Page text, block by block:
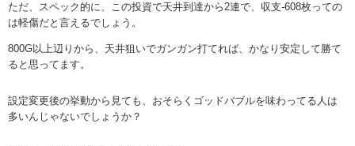
ただ、スペック的に、この投資で天井到達から2連で、収支-608枚っての
は軽傷だと言えるでしょう。
800G以上辺りから、天井狙いでガンガン打てれば、かなり安定して勝て
ると思ってます。
設定変更後の挙動から見ても、おそらくゴッドバブルを味わってる人は
多いんじゃないでしょうか？